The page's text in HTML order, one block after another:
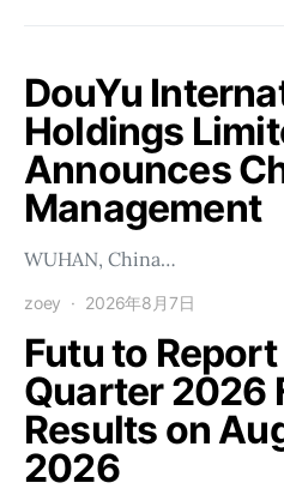
DouYu
Holdings
Announces
Management
WUHAN, China…
zoey 2026年8月7日
Futu to
Quarter 2026
Results on
2026